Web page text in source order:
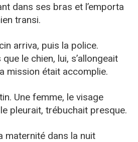
dans ses bras et l’emporta
transi.
arriva, puis la police.
le chien, lui, s’allongeait
mission était accomplie.
Une femme, le visage
pleurait, trébuchait presque.
maternité dans la nuit